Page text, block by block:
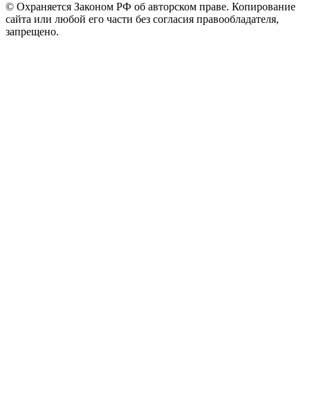
© Охраняется Законом РФ об авторском праве. Копирование
сайта или любой его части без согласия правообладателя,
запрещено.